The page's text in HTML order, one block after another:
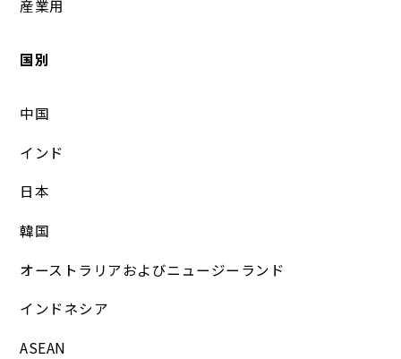
産業用
国別
中国
インド
日本
韓国
オーストラリアおよびニュージーランド
インドネシア
ASEAN